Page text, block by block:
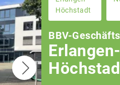
Höchstadt
BBV-
Erlangen-